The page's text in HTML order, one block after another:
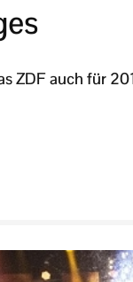
ZDF auch für